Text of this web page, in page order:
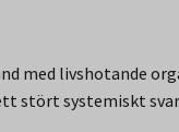
med livshotande
stört systemiskt